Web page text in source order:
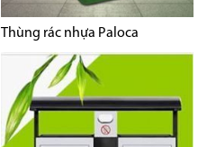
Thùng rác nhựa Paloca